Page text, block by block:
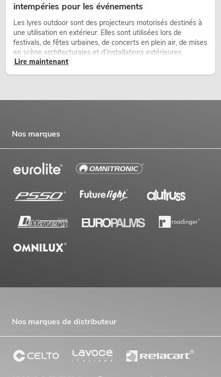
intempéries pour les événements
Les lyres outdoor sont des projecteurs motorisés destinés à
une utilisation en extérieur. Elles sont utilisées lors de
festivals, de fêtes urbaines, de concerts en plein air, de mises
en scène architecturales et d’installations extérieures
temporaires.
Lire maintenant
Nos marques
Nos marques de distributeur